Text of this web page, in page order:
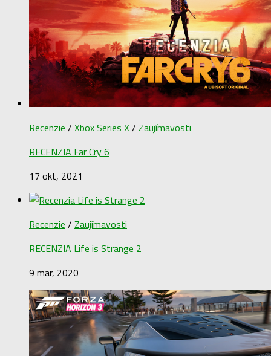
Recenzie / Xbox Series X/ Zaujímavosti
RECENZIA Far Cry 6
17 okt, 2021
Recenzie / Zaujímavosti
RECENZIA Life is Strange 2
9 mar, 2020